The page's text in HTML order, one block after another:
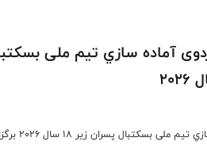
ﺁﻣﺎﺩﻩ ﺳﺎﺯﻱ ﺗﻴﻢ ﻣﻠﯽ
ﺑﺴﮑﺘﺒﺎﻝ ﭘﺴﺮﺍﻥ ﺯﯾﺮ ۱٨ ﺳﺎﻝ ۲۰۲٦ برگزار خواهد شد.